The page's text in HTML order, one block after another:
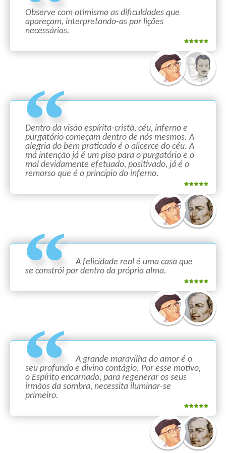
Observe com otimismo as dificuldades que
apareçam, interpretando-as por lições
necessárias.
Dentro da visão espírita-cristã, céu, inferno e
purgatório começam dentro de nós mesmos. A
alegria do bem praticado é o alicerce do céu. A
má intenção já é um piso para o purgatório e o
mal devidamente efetuado, positivado, já é o
remorso que é o princípio do inferno.
A felicidade real é uma casa que
se constrói por dentro da própria alma.
A grande maravilha do amor é o
seu profundo e divino contágio. Por esse motivo,
o Espírito encarnado, para regenerar os seus
irmãos da sombra, necessita iluminar-se
primeiro.